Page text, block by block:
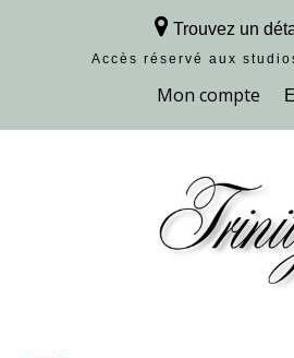
Trouvez un
Accès réservé aux